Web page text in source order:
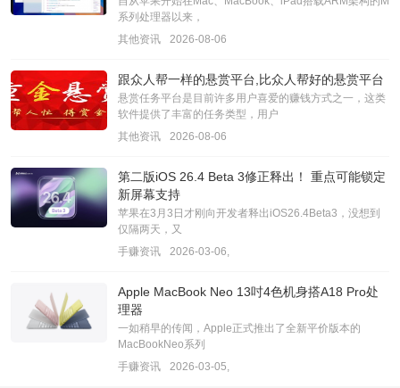
系列处理器以来，
其他资讯
2026-08-06
跟众人帮一样的悬赏平台,比众人帮好的悬赏平台
悬赏任务平台是目前许多用户喜爱的赚钱方式之一，这类
软件提供了丰富的任务类型，用户
其他资讯
2026-08-06
第二版iOS 26.4 Beta 3修正释出！ 重点可能锁定
新屏幕支持
苹果在3月3日才刚向开发者释出iOS26.4Beta3，没想到
仅隔两天，又
手赚资讯
2026-03-06,
Apple MacBook Neo 13吋4色机身搭A18 Pro处
理器
一如稍早的传闻，Apple正式推出了全新平价版本的
MacBookNeo系列
手赚资讯
2026-03-05,